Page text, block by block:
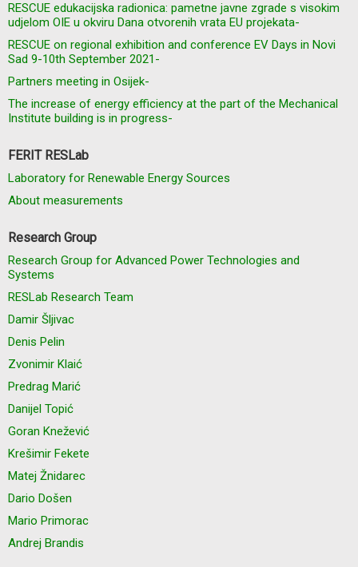
RESCUE edukacijska radionica: pametne javne zgrade s visokim
udjelom OIE u okviru Dana otvorenih vrata EU projekata-
RESCUE on regional exhibition and conference EV Days in Novi
Sad 9-10th September 2021-
Partners meeting in Osijek-
The increase of energy efficiency at the part of the Mechanical
Institute building is in progress-
FERIT RESLab
Laboratory for Renewable Energy Sources
About measurements
Research Group
Research Group for Advanced Power Technologies and
Systems
RESLab Research Team
Damir Šljivac
Denis Pelin
Zvonimir Klaić
Predrag Marić
Danijel Topić
Goran Knežević
Krešimir Fekete
Matej Žnidarec
Dario Došen
Mario Primorac
Andrej Brandis